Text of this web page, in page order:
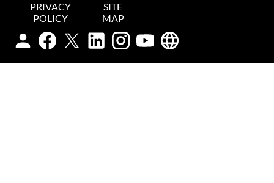
PRIVACY
POLICY
SITE
MAP